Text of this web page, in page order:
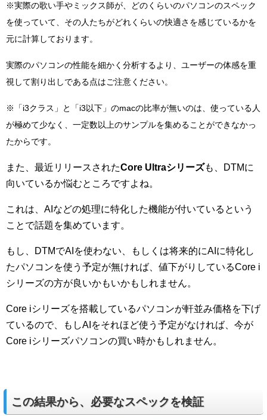
※実際の歌い手やミックス師が、どのくらいのパソコンのスペック
を使っていて、その人たちがどれくらいの快適さを感じているかを
元に計算しております。
実際のパソコンの性能を細かく分析するより、ユーザーの体感を重
視して割り出しである点はご注意ください。
※「i3クラス」と「i3以下」のmacの比率が無いのは、使っている人
が極めて少なく、一定数以上のサンプルを集めることができなかっ
たからです。
また、最近リリースされたCore Ultraシリーズも、DTMに
向いているか悩むところですよね。
これは、AIなどの処理に特化した機能が付いているという
ことで話題を集めています。
もし、DTMでAIを使わない、もしくは将来的にAIに特化し
たパソコンを使う予定が無ければ、値下がりしているCore i
シリーズの方が良いかもいかもしれません。
Core iシリーズを搭載しているパソコンが軒並み価格を下げ
ているので、もしAIをそれほど使う予定がなければ、今が
Core iシリーズパソコンの買い時かもしれません。
この結果から、必要なスペックを検証